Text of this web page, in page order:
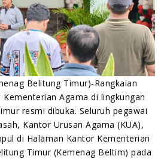
Belitung Timur)-Rangkaian
Agama di lingkungan
resmi dibuka. Seluruh pegawai
Kantor Urusan Agama (KUA),
di Halaman Kantor Kementerian
Timur (Kemenag Beltim) pada